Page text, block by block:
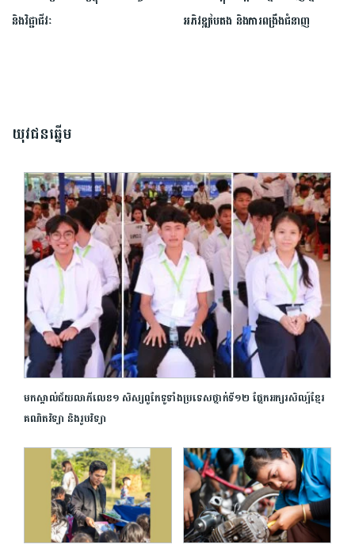
និងវិជ្ជាជីវៈ
អភិវឌ្ឍបៃតង និងការពង្រឹងជំនាញ
យុវជនឆ្នើម
មកស្គាល់ជ័យលាភីលេខ១ សិស្សពូកែទូទាំងប្រទេសថ្នាក់ទី១២ ផ្នែកអក្សរសិល្ប៍ខ្មែរ
គណិតវិទ្យា និងរូបវិទ្យា